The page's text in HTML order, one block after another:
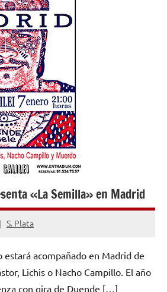
«La Semilla» en Madrid
S. Plata
estará acompañado en Madrid de
Lichis o Nacho Campillo. El año
con gira de Duende […]